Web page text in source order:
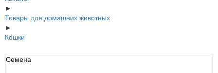
►
Товары для домашних животных
►
Кошки
Семена